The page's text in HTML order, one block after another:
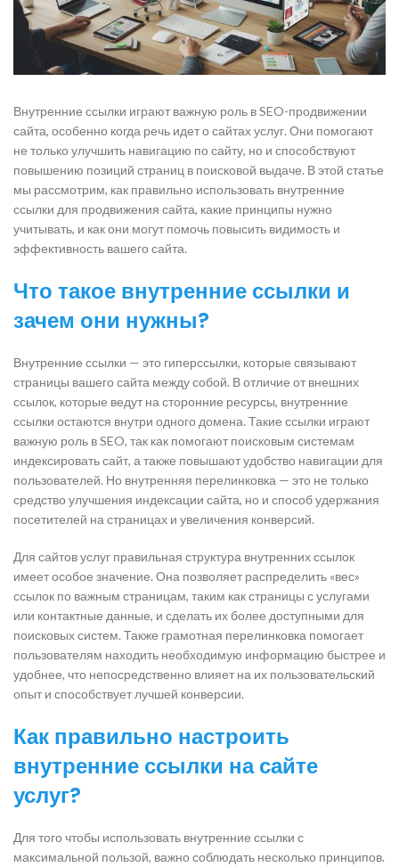
Внутренние ссылки играют важную роль в SEO-продвижении
сайта, особенно когда речь идет о сайтах услуг. Они помогают
не только улучшить навигацию по сайту, но и способствуют
повышению позиций страниц в поисковой выдаче. В этой статье
мы рассмотрим, как правильно использовать внутренние
ссылки для продвижения сайта, какие принципы нужно
учитывать, и как они могут помочь повысить видимость и
эффективность вашего сайта.
Что такое внутренние ссылки и
зачем они нужны?
Внутренние ссылки — это гиперссылки, которые связывают
страницы вашего сайта между собой. В отличие от внешних
ссылок, которые ведут на сторонние ресурсы, внутренние
ссылки остаются внутри одного домена. Такие ссылки играют
важную роль в SEO, так как помогают поисковым системам
индексировать сайт, а также повышают удобство навигации для
пользователей. Но внутренняя перелинковка — это не только
средство улучшения индексации сайта, но и способ удержания
посетителей на страницах и увеличения конверсий.
Для сайтов услуг правильная структура внутренних ссылок
имеет особое значение. Она позволяет распределить «вес»
ссылок по важным страницам, таким как страницы с услугами
или контактные данные, и сделать их более доступными для
поисковых систем. Также грамотная перелинковка помогает
пользователям находить необходимую информацию быстрее и
удобнее, что непосредственно влияет на их пользовательский
опыт и способствует лучшей конверсии.
Как правильно настроить
внутренние ссылки на сайте
услуг?
Для того чтобы использовать внутренние ссылки с
максимальной пользой, важно соблюдать несколько принципов.